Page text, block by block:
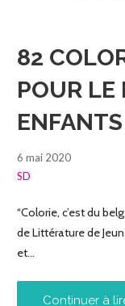
82
POUR LE
ENFANTS
6 mai 2020
SD
“Colorie, c’est du
de Littérature de
et…
Continuer à